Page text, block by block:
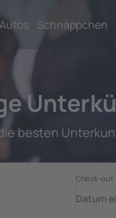
Autos Schnäppchen
besten